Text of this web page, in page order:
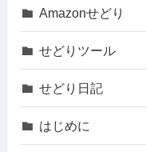
Amazonせどり
せどりツール
せどり日記
はじめに